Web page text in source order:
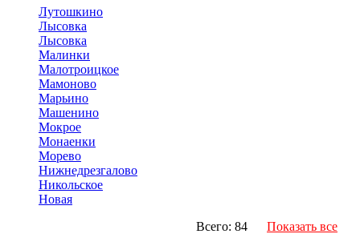
Лутошкино
Лысовка
Лысовка
Малинки
Малотроицкое
Мамоново
Марьино
Машенино
Мокрое
Монаенки
Морево
Нижнедрезгалово
Никольское
Новая
Всего: 84
Показать все